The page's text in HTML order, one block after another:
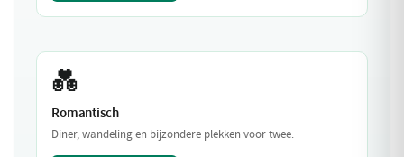
💑
Romantisch
Diner, wandeling en bijzondere plekken voor twee.